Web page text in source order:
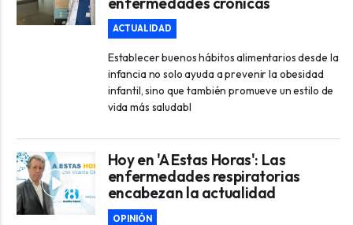
ACTUALIDAD
Establecer buenos hábitos alimentarios desde la
infancia no solo ayuda a prevenir la obesidad
infantil, sino que también promueve un estilo de
vida más saludabl
Hoy en 'A Estas Horas': Las
enfermedades respiratorias
encabezan la actualidad
OPINIÓN